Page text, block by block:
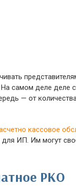
самом деле деле
— от
кассовое
для ИП. Им могут
РКО